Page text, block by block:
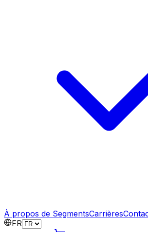
À propos de SegmentsCarrières
FR